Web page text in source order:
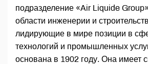
подразделение «Air Liquide
области инженерии и
лидирующие в мире позиции в
технологий и промышленных
основана в 1902 году. Она имеет